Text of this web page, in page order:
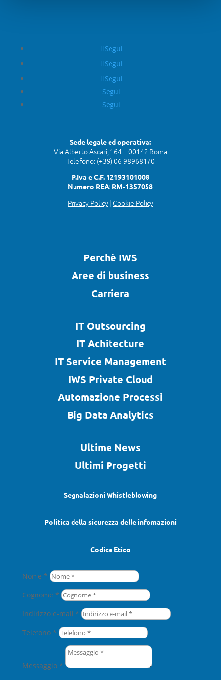
Segui
Segui
Segui
Segui
Segui
Sede legale ed operativa:
Via Alberto Ascari, 164 – 00142 Roma
Telefono: (+39) 06 98968170
P.Iva e C.F. 12193101008
Numero REA: RM-1357058
Privacy Policy| Cookie Policy
Perchè IWS
Aree di business
Carriera
IT Outsourcing
IT Achitecture
IT Service Management
IWS Private Cloud
Automazione Processi
Big Data Analytics
Ultime News
Ultimi Progetti
Segnalazioni Whistleblowing
Politica della sicurezza delle infomazioni
Codice Etico
Nome *
Cognome *
Indirizzo e-mail *
Telefono *
Messaggio *